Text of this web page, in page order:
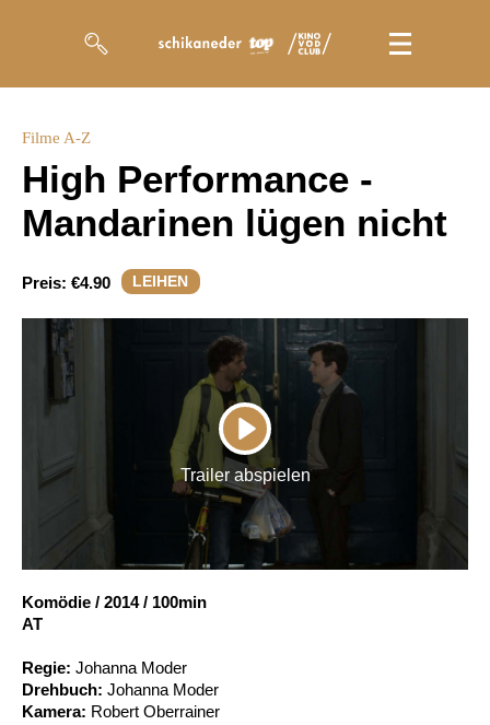
Magazin
Kuratierungen
Events
So geht’s
Filmpakete
Gutscheine
& Filmpässe
Account
Suche
Filme A-Z
High Performance -
Mandarinen lügen nicht
Preis: €4.90 LEIHEN
PLAY
Trailer abspielen
Komödie / 2014 / 100min
AT
Regie: Johanna Moder
Drehbuch: Johanna Moder
Kamera: Robert Oberrainer